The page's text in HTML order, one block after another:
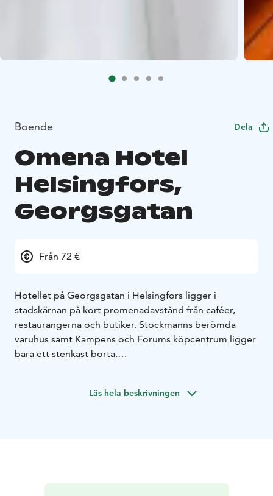
Boende Dela
Omena Hotel
Helsingfors,
Georgsgatan
Från 72 €
Hotellet på Georgsgatan i Helsingfors ligger i
stadskärnan på kort promenadavstånd från caféer,
restaurangerna och butiker. Stockmanns berömda
varuhus samt Kampens och Forums köpcentrum ligger
bara ett stenkast borta.
hjärtat av staden. Från hotellet når du enkelt och lätt
Läs hela beskrivningen